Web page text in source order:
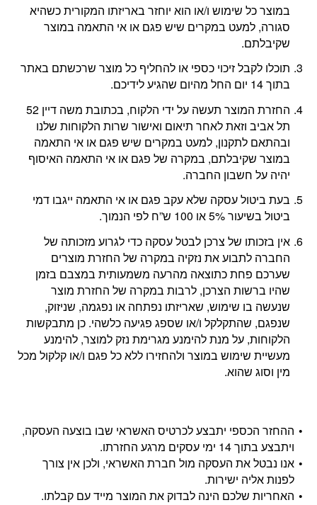
במוצר כל שימוש ו/או הוא יוחזר באריזתו המקורית כשהיא
סגורה, למעט במקרים שיש פגם או אי התאמה במוצר
שקיבלתם.
תוכלו לקבל זיכוי כספי או להחליף כל מוצר שרכשתם באתר
בתוך 14 יום החל מהיום שהגיע לידיכם.
החזרת המוצר תעשה על ידי הלקוח, בכתובת משה דיין 52
תל אביב וזאת לאחר תיאום ואישור שרות הלקוחות שלנו
ובהתאם לתקנון, למעט במקרים שיש פגם או אי התאמה
במוצר שקיבלתם, במקרה של פגם או אי התאמה האיסוף
יהיה על חשבון החברה.
בעת ביטול עסקה שלא עקב פגם או אי התאמה ייגבו דמי
ביטול בשיעור 5% או 100 ש”ח לפי הנמוך.
אין בזכותו של צרכן לבטל עסקה כדי לגרוע מזכותה של
החברה לתבוע את נזקיה במקרה של החזרת מוצרים
שערכם פחת כתוצאה מהרעה משמעותית במצבם בזמן
שהיו ברשות הצרכן, לרבות במקרה של החזרת מוצר
שנעשה בו שימוש, שאריזתו נפתחה או נפגמה, שניזוק,
שנפגם, שהתקלקל ו/או שספג פגיעה כלשהי. כן מתבקשות
הלקוחות, על מנת להימנע מגרימת נזק למוצר, להימנע
מעשיית שימוש במוצר ולהחזירו ללא כל פגם ו/או קלקול מכל
מין וסוג שהוא.
ההחזר הכספי יתבצע לכרטיס האשראי שבו בוצעה העסקה,
ויתבצע בתוך 14 ימי עסקים מרגע החזרתו.
אנו נבטל את העסקה מול חברת האשראי, ולכן אין צורך
לפנות אליה ישירות.
האחריות שלכם הינה לבדוק את המוצר מייד עם קבלתו.